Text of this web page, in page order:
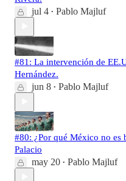
jul 4 • Pablo Majluf
#81: La intervención de
Hernández.
jun 8 • Pablo Majluf
#80: ¿Por qué México no
Palacio
may 20 • Pablo Majluf